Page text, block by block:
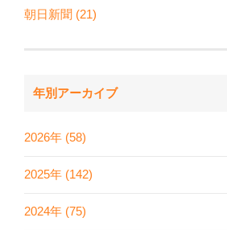
朝日新聞 (21)
年別アーカイブ
2026年 (58)
2025年 (142)
2024年 (75)